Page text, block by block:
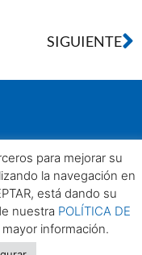
SIGUIENTE
Cookies
derechos reservados
para mejorar su
la navegación en
está dando su
nuestra POLÍTICA DE
información.